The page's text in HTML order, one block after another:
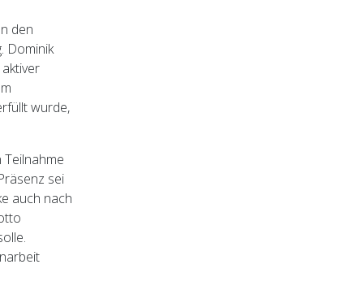
den
Dominik
wurde,
sei
auch nach